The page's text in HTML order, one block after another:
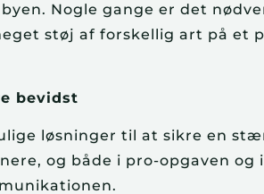
Nogle gange er det
støj af forskellig art på et
bevidst
løsninger til at sikre en
og både i pro-opgaven og